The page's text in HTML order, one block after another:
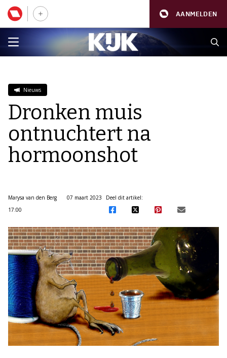
AANMELDEN
Nieuws
Dronken muis
ontnuchtert na
hormoonshot
Marysa van den Berg
07 maart 2023
17:00
Deel dit artikel: